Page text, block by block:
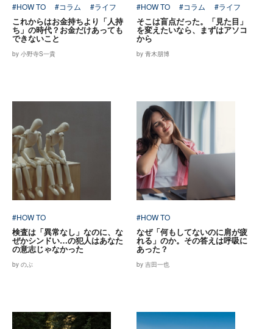
#HOW TO #コラム #ライフ
これからはお金持ちより「人持
ち」の時代？お金だけあっても
できないこと
by 小野寺S一貴
#HOW TO #コラム #ライフ
そこは盲点だった。「見た目」
を変えたいなら、まずはアソコ
から
by 青木朋博
#HOW TO
検査は「異常なし」なのに、な
ぜかシンドい…の犯人はあなた
の意志じゃなかった
by のぶ
#HOW TO
なぜ「何もしてないのに肩が疲
れる」のか。その答えは呼吸に
あった？
by 吉田一也